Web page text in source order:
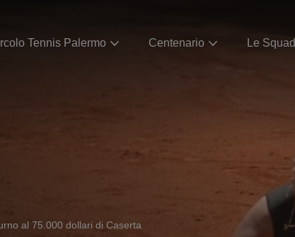
Tennis Palermo Centenario Le
al 75.000 dollari di Caserta